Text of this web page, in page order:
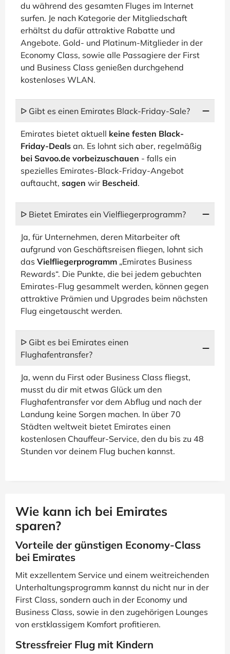
du während des gesamten Fluges im Internet
surfen. Je nach Kategorie der Mitgliedschaft
erhältst du dafür attraktive Rabatte und
Angebote. Gold- und Platinum-Mitglieder in der
Economy Class, sowie alle Passagiere der First
und Business Class genießen durchgehend
kostenloses WLAN.
ᐅ Gibt es einen Emirates Black-Friday-Sale?
Emirates bietet aktuell keine festen Black-
Friday-Deals an. Es lohnt sich aber, regelmäßig
bei Savoo.de vorbeizuschauen - falls ein
spezielles Emirates-Black-Friday-Angebot
auftaucht, sagen wir Bescheid.
ᐅ Bietet Emirates ein Vielfliegerprogramm?
Ja, für Unternehmen, deren Mitarbeiter oft
aufgrund von Geschäftsreisen fliegen, lohnt sich
das Vielfliegerprogramm „Emirates Business
Rewards“. Die Punkte, die bei jedem gebuchten
Emirates-Flug gesammelt werden, können gegen
attraktive Prämien und Upgrades beim nächsten
Flug eingetauscht werden.
ᐅ Gibt es bei Emirates einen
Flughafentransfer?
Ja, wenn du First oder Business Class fliegst,
musst du dir mit etwas Glück um den
Flughafentransfer vor dem Abflug und nach der
Landung keine Sorgen machen. In über 70
Städten weltweit bietet Emirates einen
kostenlosen Chauffeur-Service, den du bis zu 48
Stunden vor deinem Flug buchen kannst.
Wie kann ich bei Emirates
sparen?
Vorteile der günstigen Economy-Class
bei Emirates
Mit exzellentem Service und einem weitreichenden
Unterhaltungsprogramm kannst du nicht nur in der
First Class, sondern auch in der Economy und
Business Class, sowie in den zugehörigen Lounges
von erstklassigem Komfort profitieren.
Stressfreier Flug mit Kindern